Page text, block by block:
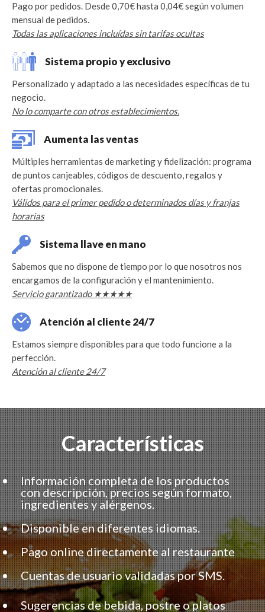
Pago por pedidos. Desde 0,70€ hasta 0,04€ según volumen
mensual de pedidos.
Todas las aplicaciones incluídas sin tarifas ocultas
Sistema propio y exclusivo
Personalizado y adaptado a las necesidades específicas de tu
negocio.
No lo comparte con otros establecimientos.
Aumenta las ventas
Múltiples herramientas de marketing y fidelización: programa
de puntos canjeables, códigos de descuento, regalos y
ofertas promocionales.
Válidos para el primer pedido o determinados días y franjas
horarias
Sistema llave en mano
Sabemos que no dispone de tiempo por lo que nosotros nos
encargamos de la configuración y el mantenimiento.
Servicio garantizado ★★★★★
Atención al cliente 24/7
Estamos siempre disponibles para que todo funcione a la
perfección.
Atención al cliente 24/7
Características
Información completa de los productos
con descripción, precios según formato,
ingredientes y alérgenos.
Disponible en diferentes idiomas.
Pago online directamente al restaurante
Cuentas de usuario validadas por SMS.
Sugerencias de bebida, postre o platos